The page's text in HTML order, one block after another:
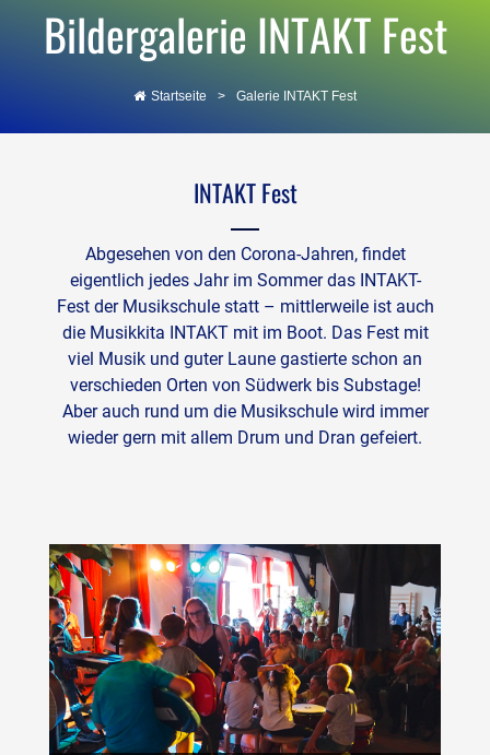
Bildergalerie INTAKT Fest
Startseite > Galerie INTAKT Fest
INTAKT Fest
Abgesehen von den Corona-Jahren, findet
eigentlich jedes Jahr im Sommer das INTAKT-
Fest der Musikschule statt – mittlerweile ist auch
die Musikkita INTAKT mit im Boot. Das Fest mit
viel Musik und guter Laune gastierte schon an
verschieden Orten von Südwerk bis Substage!
Aber auch rund um die Musikschule wird immer
wieder gern mit allem Drum und Dran gefeiert.